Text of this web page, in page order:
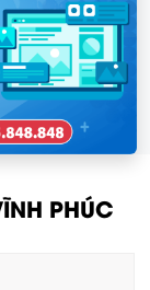
PHÚC